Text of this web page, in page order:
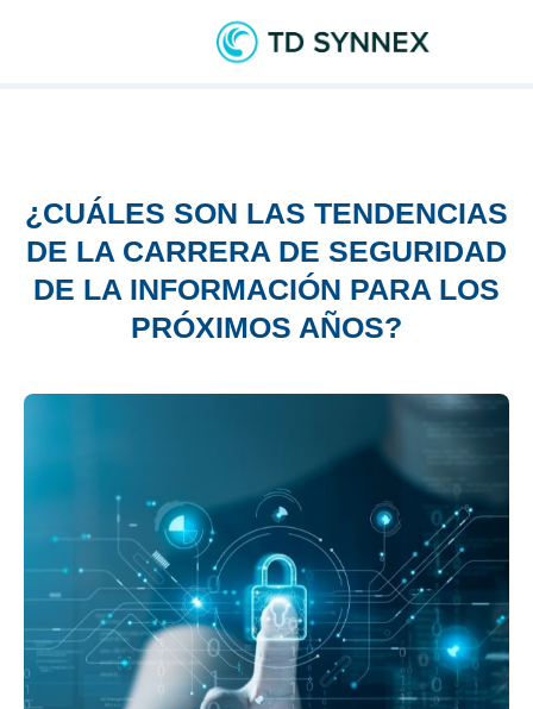
¿CUÁLES SON LAS TENDENCIAS
DE LA CARRERA DE SEGURIDAD
DE LA INFORMACIÓN PARA LOS
PRÓXIMOS AÑOS?